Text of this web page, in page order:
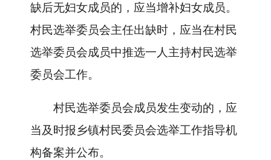
缺后无妇女成员的，应当增补妇女成员。
村民选举委员会主任出缺时，应当在村民
选举委员会成员中推选一人主持村民选举
委员会工作。
村民选举委员会成员发生变动的，应
当及时报乡镇村民委员会选举工作指导机
构备案并公布。